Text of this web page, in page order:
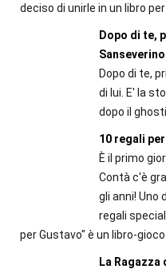
deciso di unirle in un libro per
Dopo di te,
Sanseverino
Dopo di te,
di lui. E' la
dopo il
10 regali
È il primo
Contà c'è
gli anni! Uno
regali
per Gustavo" è un libro-gioco
La